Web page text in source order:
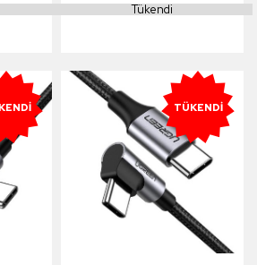
Tükendi
TÜKENDI